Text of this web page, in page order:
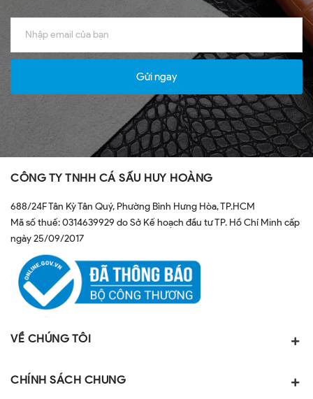
Gửi ngay
CÔNG TY TNHH CÁ SẤU HUY HOÀNG
688/24F Tân Kỳ Tân Quý, Phường Bình Hưng Hòa, TP.HCM
Mã số thuế: 0314639929 do Sở Kế hoạch đầu tư TP. Hồ Chí Minh cấp
ngày 25/09/2017
VỀ CHÚNG TÔI
CHÍNH SÁCH CHUNG